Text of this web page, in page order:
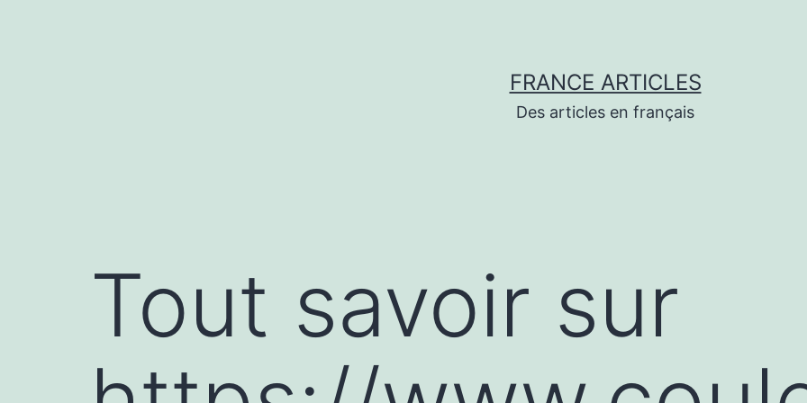
FRANCE ARTICLES
Des articles en français
Tout savoir sur